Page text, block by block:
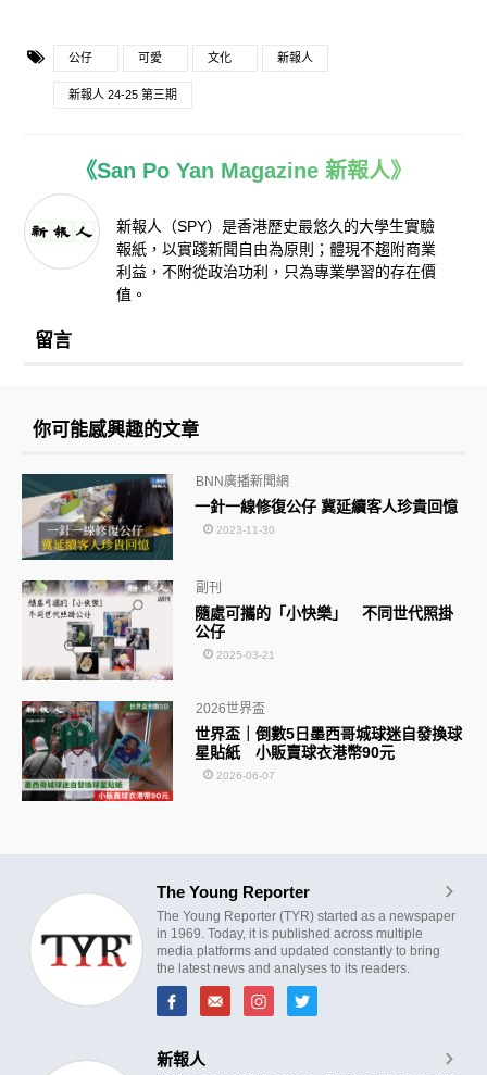
公仔 可愛 文化 新報人
新報人 24-25 第三期
《San Po Yan Magazine 新報人》
新報人（SPY）是香港歷史最悠久的大學生實驗
報紙，以實踐新聞自由為原則；體現不趨附商業
利益，不附從政治功利，只為專業學習的存在價
值。
留言
你可能感興趣的文章
一針一線修復公仔 冀延續客人珍貴回憶
BNN廣播新聞網
2023-11-30
隨處可攜的「小快樂」 不同世代照掛
公仔
副刊
2025-03-21
世界盃｜倒數5日墨西哥城球迷自發換球
星貼紙 小販賣球衣港幣90元
2026世界盃
2026-06-07
The Young Reporter
The Young Reporter (TYR) started as a newspaper
in 1969. Today, it is published across multiple
media platforms and updated constantly to bring
the latest news and analyses to its readers.
新報人